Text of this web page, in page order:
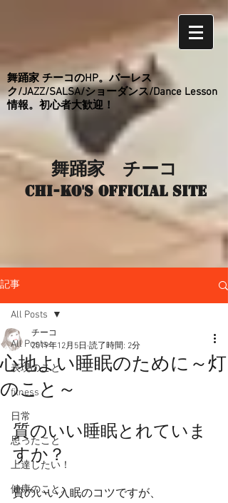
舞踊家 チーコのHP。バーレス
ク/JAZZ/SALSA/ショーダンス/Dance Lesson
情報。初心者大歓迎！
舞踊家 チーコ
Chi-ko's Official site
記事
All Posts
表現のこと
fitness
日常
思ったこと
上達したい！
健康のこと。
All Posts
心地よい睡眠のために～灯
のこと～
チーコ
2019年12月5日 読了時間: 2分
質のいい睡眠とれていま
すか？
質のいい入眠のコツですが、